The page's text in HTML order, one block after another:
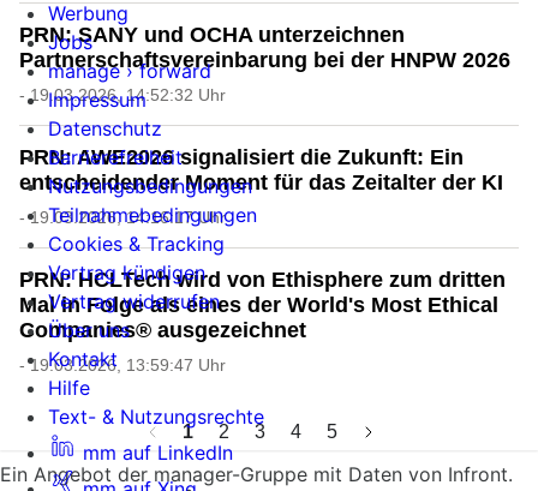
PRN: SANY und OCHA unterzeichnen
Partnerschaftsvereinbarung bei der HNPW 2026
- 19.03.2026, 14:52:32 Uhr
PRN: AWE2026 signalisiert die Zukunft: Ein
entscheidender Moment für das Zeitalter der KI
- 19.03.2026, 14:16:17 Uhr
PRN: HCLTech wird von Ethisphere zum dritten
Mal in Folge als eines der World's Most Ethical
Companies® ausgezeichnet
- 19.03.2026, 13:59:47 Uhr
1 2 3 4 5
Ein Angebot der manager-Gruppe mit Daten von Infront.
Werbung
Jobs
manage › forward
Impressum
Datenschutz
Barrierefreiheit
Nutzungsbedingungen
Teilnahmebedingungen
Cookies & Tracking
Vertrag kündigen
Vertrag widerrufen
Über uns
Kontakt
Hilfe
Text- & Nutzungsrechte
mm auf LinkedIn